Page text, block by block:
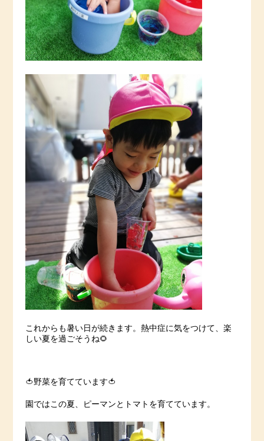
これからも暑い日が続きます。熱中症に気をつけて、楽
しい夏を過ごそうね🌻
🍅野菜を育てています🍅
園ではこの夏、ピーマンとトマトを育てています。